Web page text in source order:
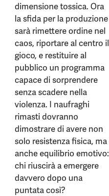
dimensione tossica. Ora
la sfida per la produzione
sarà rimettere ordine nel
caos, riportare al centro il
gioco, e restituire al
pubblico un programma
capace di sorprendere
senza scadere nella
violenza. I naufraghi
rimasti dovranno
dimostrare di avere non
solo resistenza fisica, ma
anche equilibrio emotivo:
chi riuscirà a emergere
davvero dopo una
puntata così?